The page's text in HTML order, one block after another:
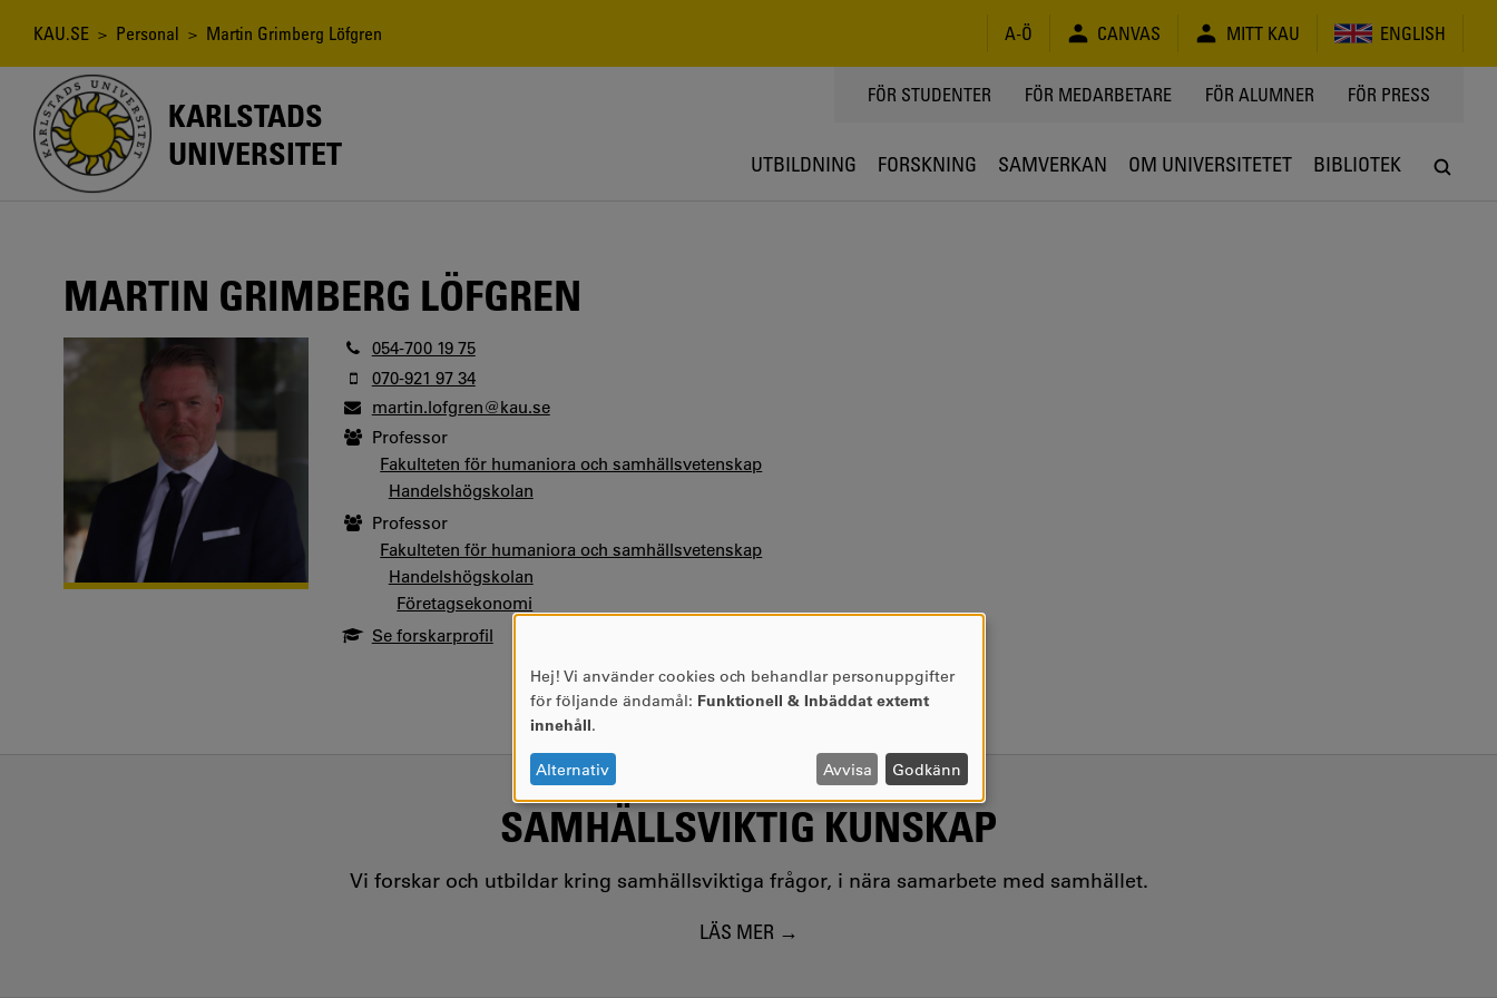
Länkstig
KAU.SE > Personal > Martin Grimberg Löfgren A-Ö CANVAS MITT KAU ENGLISH
KARLSTADS
UNIVERSITET
TOPPMENY
FÖR STUDENTER FÖR MEDARBETARE FÖR ALUMNER FÖR PRESS
UTBILDNING FORSKNING SAMVERKAN OM UNIVERSITETET BIBLIOTEK
MARTIN GRIMBERG LÖFGREN
054-700 19 75
070-921 97 34
martin.lofgren@kau.se
Professor
Fakulteten för humaniora och samhällsvetenskap
Handelshögskolan
Professor
Fakulteten för humaniora och samhällsvetenskap
Handelshögskolan
Företagsekonomi
Se forskarprofil
SAMHÄLLSVIKTIG KUNSKAP
Vi forskar och utbildar kring samhällsviktiga frågor, i nära samarbete med samhället.
LÄS MER
ANVÄNDNING
AV
OCH
COOKIES
Hej! Vi använder cookies och behandlar personuppgifter
för följande ändamål: Funktionell & Inbäddat externt
innehåll.
Alternativ Avvisa Godkänn